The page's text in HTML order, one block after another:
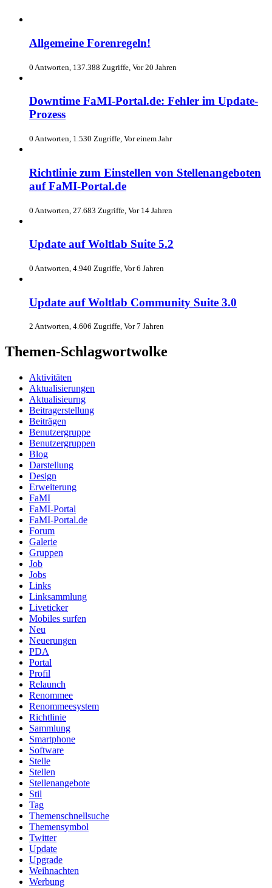
Allgemeine Forenregeln!
0 Antworten, 137.388 Zugriffe, Vor 20 Jahren
Downtime FaMI-Portal.de: Fehler im Update-
Prozess
0 Antworten, 1.530 Zugriffe, Vor einem Jahr
Richtlinie zum Einstellen von Stellenangeboten
auf FaMI-Portal.de
0 Antworten, 27.683 Zugriffe, Vor 14 Jahren
Update auf Woltlab Suite 5.2
0 Antworten, 4.940 Zugriffe, Vor 6 Jahren
Update auf Woltlab Community Suite 3.0
2 Antworten, 4.606 Zugriffe, Vor 7 Jahren
Themen-Schlagwortwolke
Aktivitäten
Aktualisierungen
Aktualisieurng
Beitragerstellung
Beiträgen
Benutzergruppe
Benutzergruppen
Blog
Darstellung
Design
Erweiterung
FaMI
FaMI-Portal
FaMI-Portal.de
Forum
Galerie
Gruppen
Job
Jobs
Links
Linksammlung
Liveticker
Mobiles surfen
Neu
Neuerungen
PDA
Portal
Profil
Relaunch
Renommee
Renommeesystem
Richtlinie
Sammlung
Smartphone
Software
Stelle
Stellen
Stellenangebote
Stil
Tag
Themenschnellsuche
Themensymbol
Twitter
Update
Upgrade
Weihnachten
Werbung